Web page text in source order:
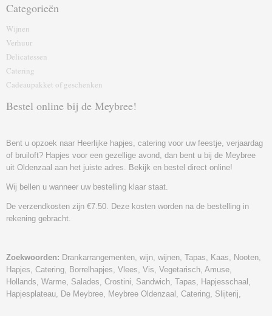
Categorieën
Wijnen
Verhuur
Delicatessen
Catering
Cadeaupakket of geschenk‎en
Bestel online bij de Meybree!
Bent u opzoek naar Heerlijke hapjes, catering voor uw feestje, verjaardag
of bruiloft? Hapjes voor een gezellige avond, dan bent u bij de Meybree
uit Oldenzaal aan het juiste adres. Bekijk en bestel direct online!
Wij bellen u wanneer uw bestelling klaar staat.
De verzendkosten zijn €7.50. Deze kosten worden na de bestelling in
rekening gebracht.
Zoekwoorden: Drankarrangementen, wijn, wijnen, Tapas, Kaas, Nooten,
Hapjes, Catering, Borrelhapjes, Vlees, Vis, Vegetarisch, Amuse,
Hollands, Warme, Salades, Crostini, Sandwich, Tapas, Hapjesschaal,
Hapjesplateau, De Meybree, Meybree Oldenzaal, Catering, Slijterij,